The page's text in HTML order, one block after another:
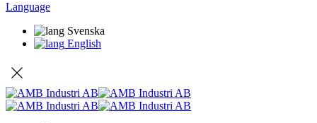
Language
Svenska
English